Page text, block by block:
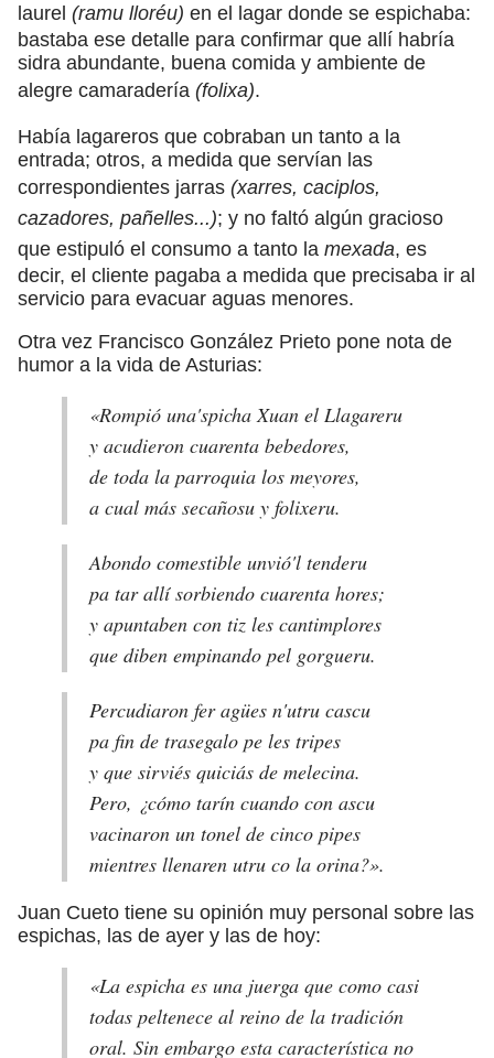
laurel (ramu lloréu) en el lagar donde se espichaba:
bastaba ese detalle para confirmar que allí habría
sidra abundante, buena comida y ambiente de
alegre camaradería (folixa).
Había lagareros que cobraban un tanto a la
entrada; otros, a medida que servían las
correspondientes jarras (xarres, caciplos,
cazadores, pañelles...); y no faltó algún gracioso
que estipuló el consumo a tanto la mexada, es
decir, el cliente pagaba a medida que precisaba ir al
servicio para evacuar aguas menores.
Otra vez Francisco González Prieto pone nota de
humor a la vida de Asturias:
«Rompió una'spicha Xuan el Llagareru
y acudieron cuarenta bebedores,
de toda la parroquia los meyores,
a cual más secañosu y folixeru.
Abondo comestible unvió'l tenderu
pa tar allí sorbiendo cuarenta hores;
y apuntaben con tiz les cantimplores
que diben empinando pel gorgueru.
Percudiaron fer agües n'utru cascu
pa fin de trasegalo pe les tripes
y que sirviés quiciás de melecina.
Pero, ¿cómo tarín cuando con ascu
vacinaron un tonel de cinco pipes
mientres llenaren utru co la orina?».
Juan Cueto tiene su opinión muy personal sobre las
espichas, las de ayer y las de hoy:
«La espicha es una juerga que como casi
todas peltenece al reino de la tradición
oral. Sin embargo esta característica no